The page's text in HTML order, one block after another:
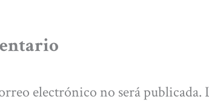
electrónico no será publicada.